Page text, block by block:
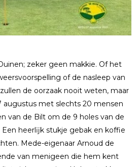
zeker geen makkie. Of het
of de nasleep van
de oorzaak nooit weten, maar
augustus met slechts 20 mensen
van de Bilt om de 9 holes van de
heerlĳk stukje gebak en koffie
Mede-eigenaar Arnoud de
van menigeen die hem kent